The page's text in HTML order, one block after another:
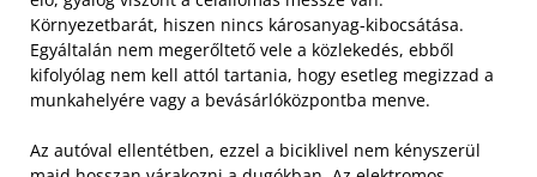
Környezetbarát, hiszen nincs károsanyag-kibocsátása.
Egyáltalán nem megerőltető vele a közlekedés, ebből
kifolyólag nem kell attól tartania, hogy esetleg megizzad a
munkahelyére vagy a bevásárlóközpontba menve.
Az autóval ellentétben, ezzel a biciklivel nem kényszerül